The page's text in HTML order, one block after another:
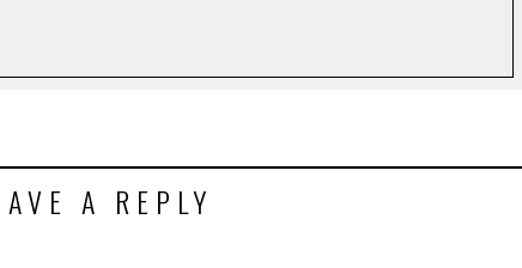
A REPLY